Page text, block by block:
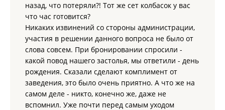
назад, что потеряли?! Тот же сет колбасок у вас
что час готовится?
Никаких извинений со стороны администрации,
участия в решении данного вопроса не было от
слова совсем. При бронировании спросили -
какой повод нашего застолья, мы ответили - день
рождения. Сказали сделают комплимент от
заведения, это было очень приятно. А что же на
самом деле - никто, конечно же, даже не
вспомнил. Уже почти перед самым уходом